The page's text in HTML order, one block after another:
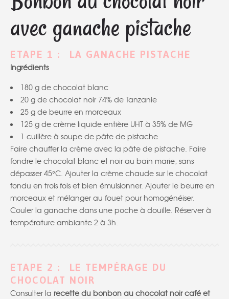
avec ganache pistache
ETAPE 1 : LA GANACHE PISTACHE
Ingrédients
180 g de chocolat blanc
20 g de chocolat noir 74% de Tanzanie
25 g de beurre en morceaux
125 g de crème liquide entière UHT à 35% de MG
1 cuillère à soupe de pâte de pistache
Faire chauffer la crème avec la pâte de pistache. Faire
fondre le chocolat blanc et noir au bain marie, sans
dépasser 45°C. Ajouter la crème chaude sur le chocolat
fondu en trois fois et bien émulsionner. Ajouter le beurre en
morceaux et mélanger au fouet pour homogénéiser.
Couler la ganache dans une poche à douille. Réserver à
température ambiante 2 à 3h.
ETAPE 2 : LE TEMPÉRAGE DU
CHOCOLAT NOIR
Consulter la recette du bonbon au chocolat noir café et